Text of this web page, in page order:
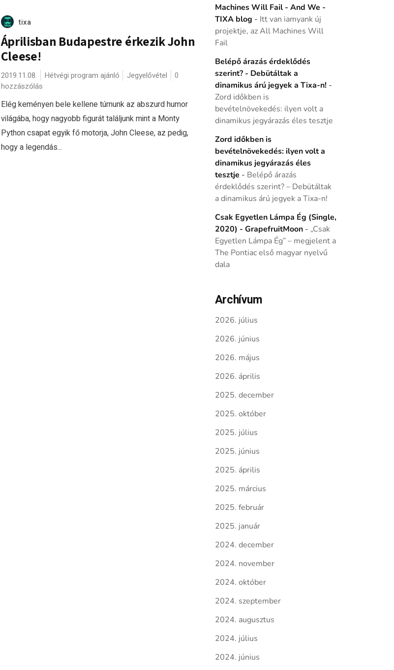
tixa
Áprilisban Budapestre érkezik John
Cleese!
2019.11.08. Hétvégi program ajánló Jegyelővétel
0
hozzászólás
Elég keményen bele kellene túrnunk az abszurd humor
világába, hogy nagyobb figurát találjunk mint a Monty
Python csapat egyik fő motorja, John Cleese, az pedig,
hogy a legendás...
Machines Will Fail - And We -
TIXA blog - Itt van iamyank új
projektje, az All Machines Will
Fail
Belépő árazás érdeklődés
szerint? - Debütáltak a
dinamikus árú jegyek a Tixa-n! -
Zord időkben is
bevételnövekedés: ilyen volt a
dinamikus jegyárazás éles tesztje
Zord időkben is
bevételnövekedés: ilyen volt a
dinamikus jegyárazás éles
tesztje - Belépő árazás
érdeklődés szerint? – Debütáltak
a dinamikus árú jegyek a Tixa-n!
Csak Egyetlen Lámpa Ég (Single,
2020) - GrapefruitMoon- „Csak
Egyetlen Lámpa Ég” – megjelent a
The Pontiac első magyar nyelvű
dala
Archívum
2026. július
2026. június
2026. május
2026. április
2025. december
2025. október
2025. július
2025. június
2025. április
2025. március
2025. február
2025. január
2024. december
2024. november
2024. október
2024. szeptember
2024. augusztus
2024. július
2024. június